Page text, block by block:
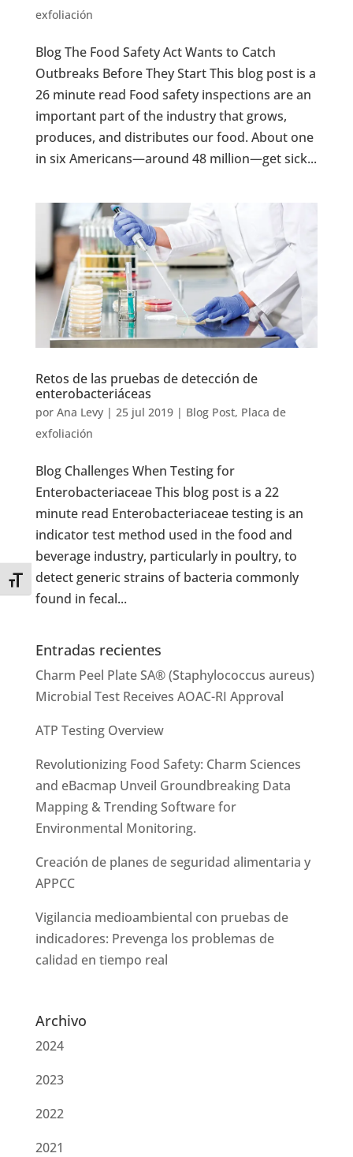
Toggle Font size
exfoliación
Blog The Food Safety Act Wants to Catch
Outbreaks Before They Start This blog post is a
26 minute read Food safety inspections are an
important part of the industry that grows,
produces, and distributes our food. About one
in six Americans—around 48 million—get sick...
Retos de las pruebas de detección de
enterobacteriáceas
por Ana Levy| 25 jul 2019| Blog Post, Placa de
exfoliación
Blog Challenges When Testing for
Enterobacteriaceae This blog post is a 22
minute read Enterobacteriaceae testing is an
indicator test method used in the food and
beverage industry, particularly in poultry, to
detect generic strains of bacteria commonly
found in fecal...
Entradas recientes
Charm Peel Plate SA® (Staphylococcus aureus)
Microbial Test Receives AOAC-RI Approval
ATP Testing Overview
Revolutionizing Food Safety: Charm Sciences
and eBacmap Unveil Groundbreaking Data
Mapping & Trending Software for
Environmental Monitoring.
Creación de planes de seguridad alimentaria y
APPCC
Vigilancia medioambiental con pruebas de
indicadores: Prevenga los problemas de
calidad en tiempo real
Archivo
2024
2023
2022
2021